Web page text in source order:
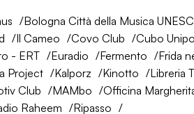
Bologna Città della Musica
Il Cameo Covo Club
Cubo
- ERT Euradio Fermento
Frida
Project Kalporz Kinotto
Libreria
Club MAMbo
Officina
Raheem Ripasso